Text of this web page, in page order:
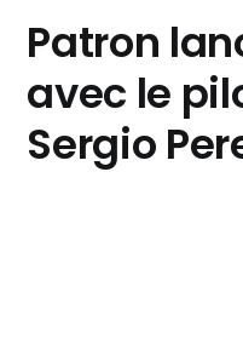
Patron
avec le
Sergio